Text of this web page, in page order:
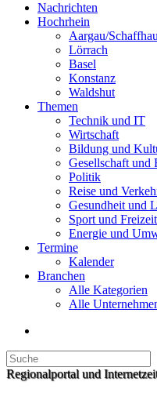
Nachrichten
Hochrhein
Aargau/
Lörrach
Basel
Konstanz
Waldshut
Themen
Technik und IT
Wirtschaft
Bildung und
Gesellschaft und
Politik
Reise und
Gesundheit und
Sport und Freizeit
Energie und
Termine
Kalender
Branchen
Alle Kategorien
Alle
Regionalportal und